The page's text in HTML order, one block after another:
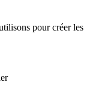
pour créer les